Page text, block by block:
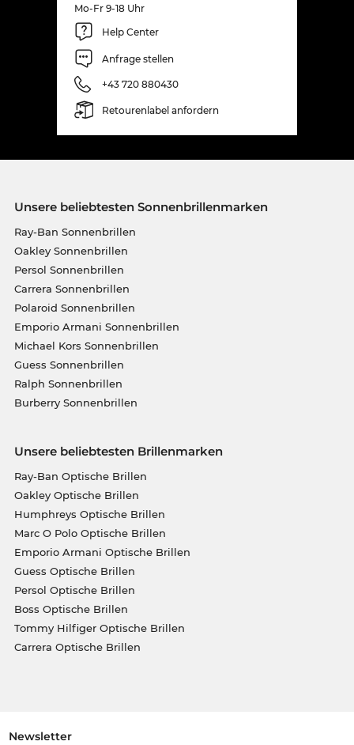
Mo-Fr 9-18 Uhr
Help Center
Anfrage stellen
+43 720 880430
Retourenlabel anfordern
Unsere beliebtesten Sonnenbrillenmarken
Ray-Ban Sonnenbrillen
Oakley Sonnenbrillen
Persol Sonnenbrillen
Carrera Sonnenbrillen
Polaroid Sonnenbrillen
Emporio Armani Sonnenbrillen
Michael Kors Sonnenbrillen
Guess Sonnenbrillen
Ralph Sonnenbrillen
Burberry Sonnenbrillen
Unsere beliebtesten Brillenmarken
Ray-Ban Optische Brillen
Oakley Optische Brillen
Humphreys Optische Brillen
Marc O Polo Optische Brillen
Emporio Armani Optische Brillen
Guess Optische Brillen
Persol Optische Brillen
Boss Optische Brillen
Tommy Hilfiger Optische Brillen
Carrera Optische Brillen
Newsletter